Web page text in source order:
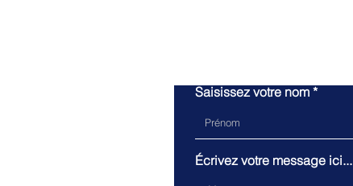
Saisissez votre nom
Écrivez votre message ici...